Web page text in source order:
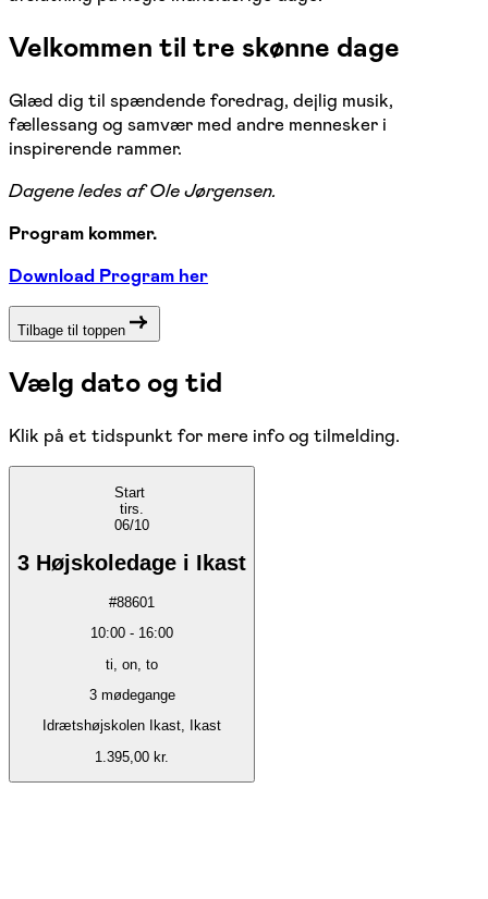
Velkommen til tre skønne dage
Glæd dig til spændende foredrag, dejlig musik,
fællessang og samvær med andre mennesker i
inspirerende rammer.
Dagene ledes af Ole Jørgensen.
Program kommer.
Download Program her
Tilbage til toppen
Vælg dato og tid
Klik på et tidspunkt for mere info og tilmelding.
Start
tirs.
06/10
3 Højskoledage i Ikast
#88601
10:00 - 16:00
ti, on, to
3 mødegange
Idrætshøjskolen Ikast, Ikast
1.395,00 kr.